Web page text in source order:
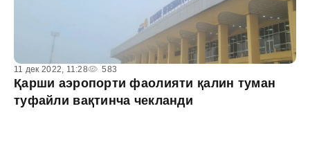
11 дек 2022, 11:28 583
Қарши аэропорти фаолияти қалин туман
туфайли вақтинча чекланди